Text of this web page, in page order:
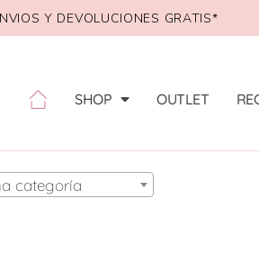
Y DEVOLUCIONES GRATIS*
SHOP OUTLET
categoría